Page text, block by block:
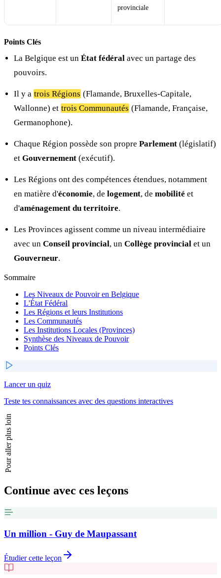
provinciale
Points Clés
La Belgique est un État fédéral avec un partage des
pouvoirs.
Il y a trois Régions (Flamande, Bruxelles-Capitale,
Wallonne) et trois Communautés (Flamande, Française,
Germanophone).
Chaque Région possède son propre Parlement (législatif)
et Gouvernement (exécutif).
Les Régions ont des compétences étendues, notamment
en matière d'économie, de logement, de mobilité et
d'aménagement du territoire.
Les Provinces agissent comme un niveau intermédiaire
avec un Conseil provincial, un Collège provincial et un
Gouverneur.
Sommaire
Les Niveaux de Pouvoir en Belgique
L'État Fédéral
Les Régions et leurs Institutions
Les Communautés
Les Institutions Locales (Provinces)
Synthèse des Niveaux de Pouvoir
Points Clés
Lancer un quiz
Teste tes connaissances avec des questions interactives
Pour aller plus loin
Continue avec ces leçons
Un million - Guy de Maupassant
Étudier cette leçon